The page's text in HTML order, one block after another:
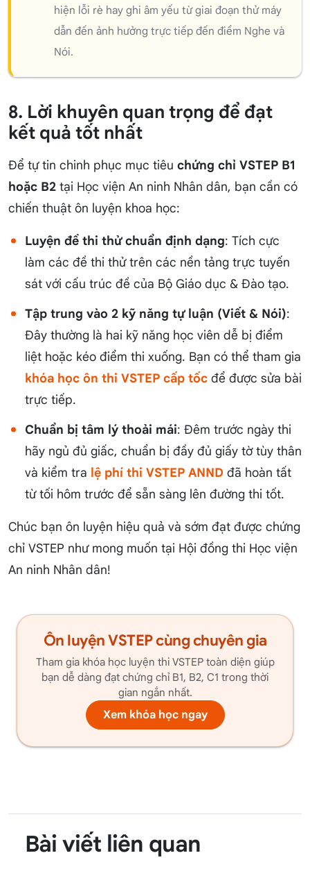
hiện lỗi rè hay ghi âm yếu từ giai đoạn thử máy
dẫn đến ảnh hưởng trực tiếp đến điểm Nghe và
Nói.
8. Lời khuyên quan trọng để đạt
kết quả tốt nhất
Để tự tin chinh phục mục tiêu chứng chỉ VSTEP B1
hoặc B2 tại Học viện An ninh Nhân dân, bạn cần có
chiến thuật ôn luyện khoa học:
Luyện đề thi thử chuẩn định dạng: Tích cực
làm các đề thi thử trên các nền tảng trực tuyến
sát với cấu trúc đề của Bộ Giáo dục & Đào tạo.
Tập trung vào 2 kỹ năng tự luận (Viết & Nói):
Đây thường là hai kỹ năng học viên dễ bị điểm
liệt hoặc kéo điểm thi xuống. Bạn có thể tham gia
khóa học ôn thi VSTEP cấp tốc để được sửa bài
trực tiếp.
Chuẩn bị tâm lý thoải mái: Đêm trước ngày thi
hãy ngủ đủ giấc, chuẩn bị đầy đủ giấy tờ tùy thân
và kiểm tra lệ phí thi VSTEP ANND đã hoàn tất
từ tối hôm trước để sẵn sàng lên đường thi tốt.
Chúc bạn ôn luyện hiệu quả và sớm đạt được chứng
chỉ VSTEP như mong muốn tại Hội đồng thi Học viện
An ninh Nhân dân!
Ôn luyện VSTEP cùng chuyên gia
Tham gia khóa học luyện thi VSTEP toàn diện giúp
bạn dễ dàng đạt chứng chỉ B1, B2, C1 trong thời
gian ngắn nhất.
Xem khóa học ngay
Bài viết liên quan